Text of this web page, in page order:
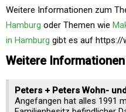
Weitere Informationen zum
Hamburg oder Themen wie
in Hamburg gibt es auf https://
Weitere Informationen
Peters + Peters Wohn-
Angefangen hat alles 1991